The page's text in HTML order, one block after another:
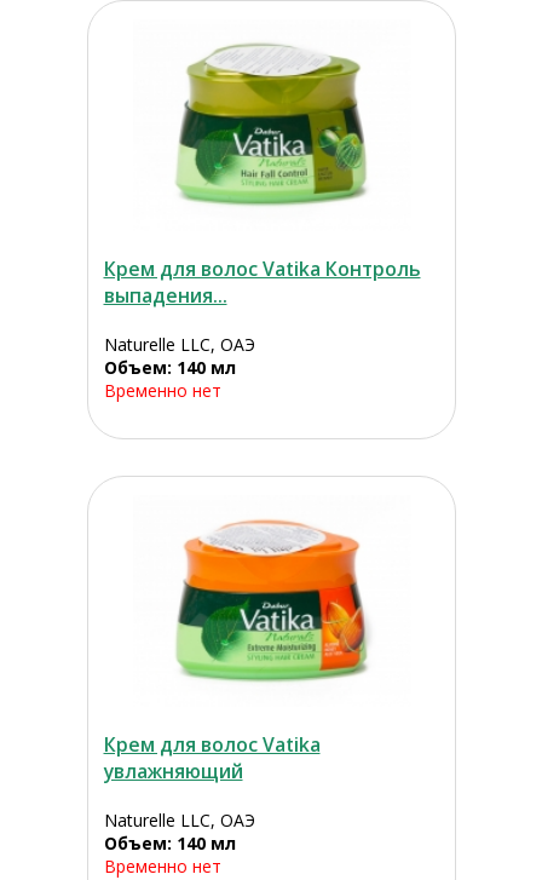
Крем для волос Vatika Контроль
выпадения...
Naturelle LLC, ОАЭ
Объем: 140 мл
Временно нет
Крем для волос Vatika
увлажняющий
Naturelle LLC, ОАЭ
Объем: 140 мл
Временно нет